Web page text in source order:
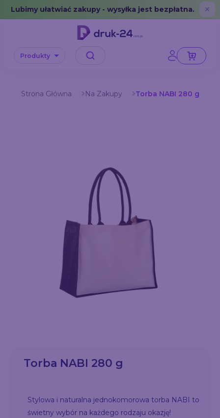
Error: No data in cache or invalid format
Lubimy ułatwiać zakupy - wysyłka jest bezpłatna. ✕
Produkty
Strona Główna Na Zakupy Torba NABI 280 g
Torba NABI 280 g
Stylowa i naturalna jednokomorowa torba NABI to
świetny wybór na każdego rodzaju okazję!